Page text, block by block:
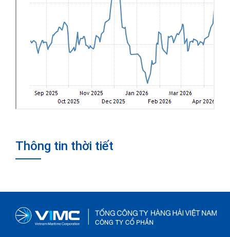
Thông tin thời tiết